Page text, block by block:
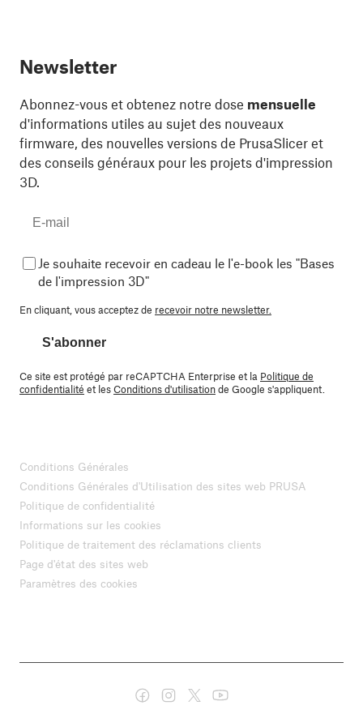
Newsletter
Abonnez-vous et obtenez notre dose mensuelle
d'informations utiles au sujet des nouveaux
firmware, des nouvelles versions de PrusaSlicer et
des conseils généraux pour les projets d'impression
3D.
Je souhaite recevoir en cadeau le l'e-book les "Bases
de l'impression 3D"
En cliquant, vous acceptez de recevoir notre newsletter.
S'abonner
Ce site est protégé par reCAPTCHA Enterprise et la Politique de
confidentialité et lesConditions d'utilisationde Google s'appliquent.
Conditions Générales
Conditions Générales d'Utilisation des sites web PRUSA
Politique de confidentialité
Informations sur les cookies
Politique de traitement des réclamations clients
Page d'état des sites web
Paramètres des cookies